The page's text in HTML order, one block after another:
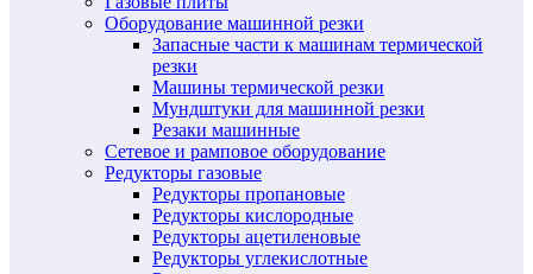
Оборудование машинной резки
Запасные части к машинам термической
резки
Машины термической резки
Мундштуки для машинной резки
Резаки машинные
Сетевое и рамповое оборудование
Редукторы газовые
Редукторы пропановые
Редукторы кислородные
Редукторы ацетиленовые
Редукторы углекислотные